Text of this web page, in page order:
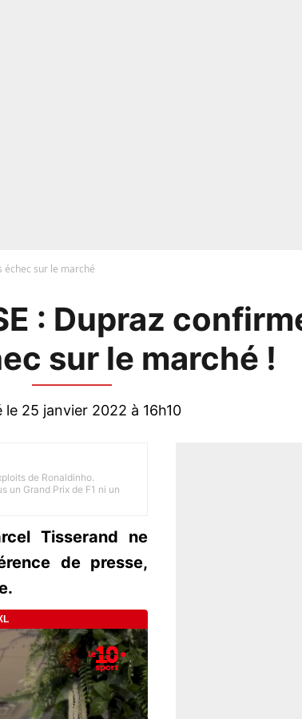
échec sur le marché
: Dupraz
sur le marché !
le 25 janvier 2022 à 16h10
de Ronaldinho.
un Grand Prix de F1 ni un
Tisserand ne
de presse,